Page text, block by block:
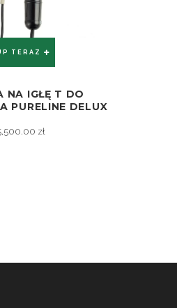
TERAZ
NA IGŁĘ T DO
PURELINE DELUX
zł